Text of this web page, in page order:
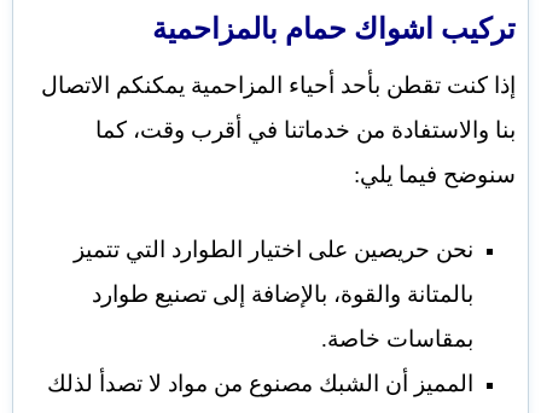
تركيب اشواك حمام بالمزاحمية
إذا كنت تقطن بأحد أحياء المزاحمية يمكنكم الاتصال
بنا والاستفادة من خدماتنا في أقرب وقت، كما
سنوضح فيما يلي:
نحن حريصين على اختيار الطوارد التي تتميز
بالمتانة والقوة، بالإضافة إلى تصنيع طوارد
بمقاسات خاصة.
المميز أن الشبك مصنوع من مواد لا تصدأ لذلك